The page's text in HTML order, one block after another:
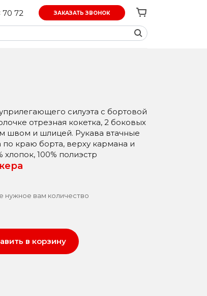
70 72 ЗАКАЗАТЬ ЗВОНОК
силуэта с бортовой
отрезная кокетка, 2 боковых
швом и шлицей. Рукава втачные
краю борта, верху кармана и
100% полиэстр
нужное вам количество
в корзину